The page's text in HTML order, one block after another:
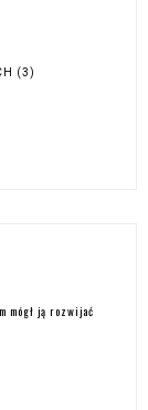
(3)
mógł ją rozwijać